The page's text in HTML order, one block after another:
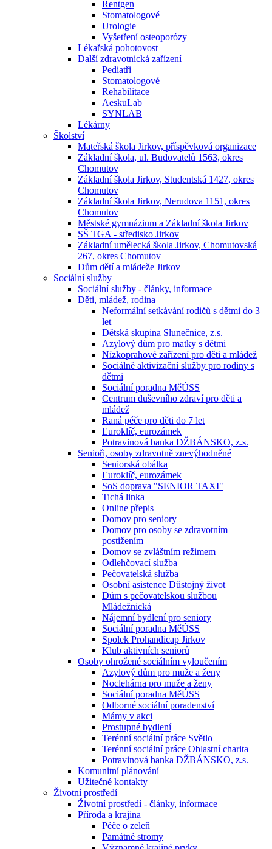
Rentgen
Stomatologové
Urologie
Vyšetření osteoporózy
Lékařská pohotovost
Další zdravotnická zařízení
Pediatři
Stomatologové
Rehabilitace
AeskuLab
SYNLAB
Lékárny
Školství
Mateřská škola Jirkov, příspěvková organizace
Základní škola, ul. Budovatelů 1563, okres
Chomutov
Základní škola Jirkov, Studentská 1427, okres
Chomutov
Základní škola Jirkov, Nerudova 1151, okres
Chomutov
Městské gymnázium a Základní škola Jirkov
SŠ TGA - středisko Jirkov
Základní umělecká škola Jirkov, Chomutovská
267, okres Chomutov
Dům dětí a mládeže Jirkov
Sociální služby
Sociální služby - články, informace
Děti, mládež, rodina
Neformální setkávání rodičů s dětmi do 3
let
Dětská skupina Slunečnice, z.s.
Azylový dům pro matky s dětmi
Nízkoprahové zařízení pro děti a mládež
Sociálně aktivizační služby pro rodiny s
dětmi
Sociální poradna MěÚSS
Centrum duševního zdraví pro děti a
mládež
Raná péče pro děti do 7 let
Euroklíč, eurozámek
Potravinová banka DŽBÁNSKO, z.s.
Senioři, osoby zdravotně znevýhodněné
Seniorská obálka
Euroklíč, eurozámek
SoS doprava "SENIOR TAXI"
Tichá linka
Online přepis
Domov pro seniory
Domov pro osoby se zdravotním
postižením
Domov se zvláštním režimem
Odlehčovací služba
Pečovatelská služba
Osobní asistence Důstojný život
Dům s pečovatelskou službou
Mládežnická
Nájemní bydlení pro seniory
Sociální poradna MěÚSS
Spolek Prohandicap Jirkov
Klub aktivních seniorů
Osoby ohrožené sociálním vyloučením
Azylový dům pro muže a ženy
Noclehárna pro muže a ženy
Sociální poradna MěÚSS
Odborné sociální poradenství
Mámy v akci
Prostupné bydlení
Terénní sociální práce Světlo
Terénní sociální práce Oblastní charita
Potravinová banka DŽBÁNSKO, z.s.
Komunitní plánování
Užitečné kontakty
Životní prostředí
Životní prostředí - články, informace
Příroda a krajina
Péče o zeleň
Památné stromy